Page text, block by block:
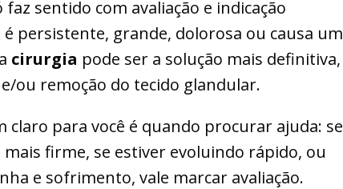
faz sentido com avaliação e indicação
persistente, grande, dolorosa ou causa um
cirurgia pode ser a solução mais definitiva,
ou remoção do tecido glandular.
para você é quando procurar ajuda: se
firme, se estiver evoluindo rápido, ou
e sofrimento, vale marcar avaliação.